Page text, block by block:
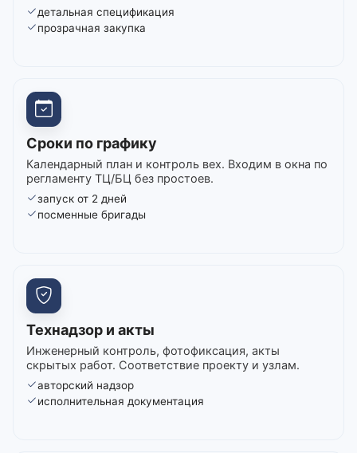
детальная спецификация
прозрачная закупка
Сроки по графику
Календарный план и контроль вех. Входим в окна по
регламенту ТЦ/БЦ без простоев.
запуск от 2 дней
посменные бригады
Технадзор и акты
Инженерный контроль, фотофиксация, акты
скрытых работ. Соответствие проекту и узлам.
авторский надзор
исполнительная документация